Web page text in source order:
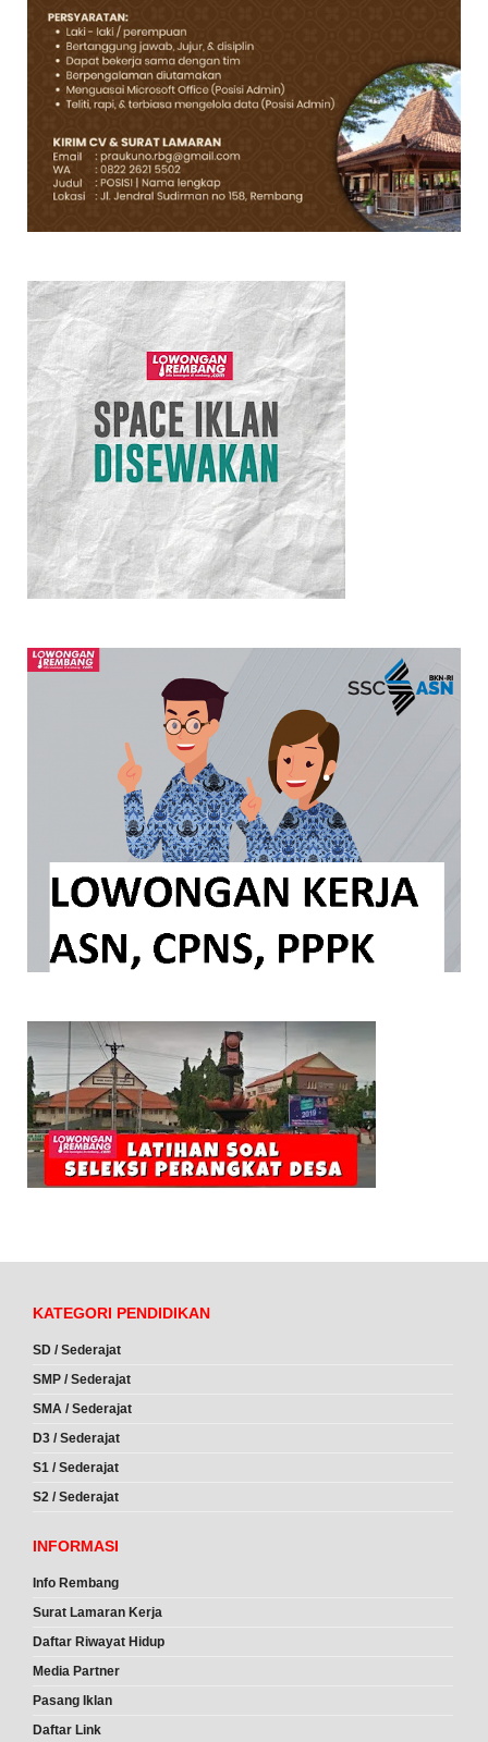
KATEGORI PENDIDIKAN
SD / Sederajat
SMP / Sederajat
SMA / Sederajat
D3 / Sederajat
S1 / Sederajat
S2 / Sederajat
INFORMASI
Info Rembang
Surat Lamaran Kerja
Daftar Riwayat Hidup
Media Partner
Pasang Iklan
Daftar Link